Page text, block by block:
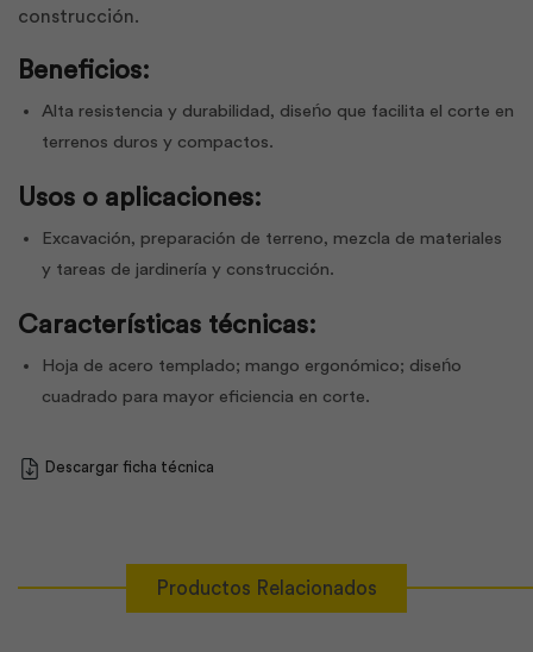
construcción.
Beneficios:
Alta resistencia y durabilidad, diseńo que facilita el corte en
terrenos duros y compactos.
Usos o aplicaciones:
Excavación, preparación de terreno, mezcla de materiales
y tareas de jardinería y construcción.
Características técnicas:
Hoja de acero templado; mango ergonómico; diseńo
cuadrado para mayor eficiencia en corte.
Descargar ficha técnica
Productos Relacionados